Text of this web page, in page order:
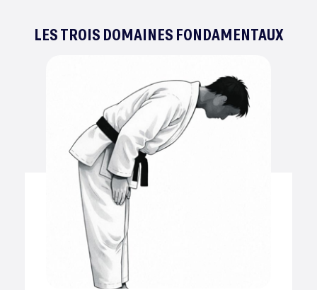
LES TROIS DOMAINES FONDAMENTAUX